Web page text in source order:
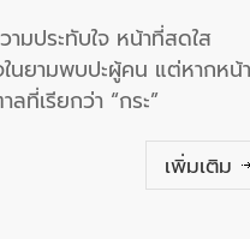
ามประทับใจ หน้าที่สดใส
ในยามพบปะผู้คน แต่หากหน้า
ที่เรียกว่า “กระ”
เพิ่มเติม